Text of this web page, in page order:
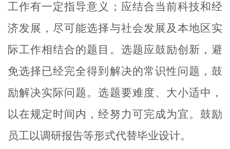
工作有一定指导意义；应结合当前科技和经
济发展，尽可能选择与社会发展及本地区实
际工作相结合的题目。选题应鼓励创新，避
免选择已经完全得到解决的常识性问题，鼓
励解决实际问题。选题要难度、大小适中，
以在规定时间内，经努力可完成为宜。鼓励
员工以调研报告等形式代替毕业设计。